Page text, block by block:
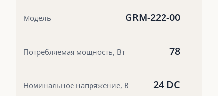
Модель GRM-222-00
Потребляемая мощность, Вт 78
Номинальное напряжение, В 24 DC